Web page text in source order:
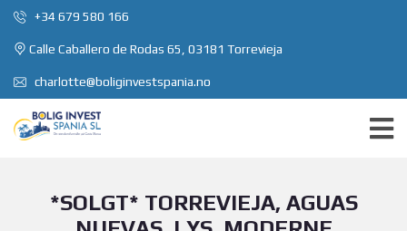
+34 679 580 166
Calle Caballero de Rodas 65, 03181 Torrevieja
charlotte@boliginvestspania.no
*SOLGT* TORREVIEJA, AGUAS